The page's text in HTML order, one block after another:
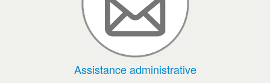
Assistance administrative